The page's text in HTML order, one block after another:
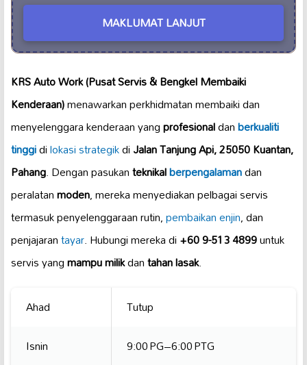
MAKLUMAT LANJUT
KRS Auto Work (Pusat Servis & Bengkel Membaiki
Kenderaan)menawarkan perkhidmatan membaiki dan
menyelenggara kenderaan yangprofesionaldanberkualiti
tinggidilokasi strategikdiJalan Tanjung Api, 25050 Kuantan,
Pahang. Dengan pasukanteknikalberpengalamandan
peralatanmoden, mereka menyediakan pelbagai servis
termasuk penyelenggaraan rutin,pembaikan enjin, dan
penjajarantayar. Hubungi mereka di+60 9-513 4899untuk
servis yangmampu milikdantahan lasak.
Ahad
Tutup
Isnin
9:00 PG–6:00 PTG